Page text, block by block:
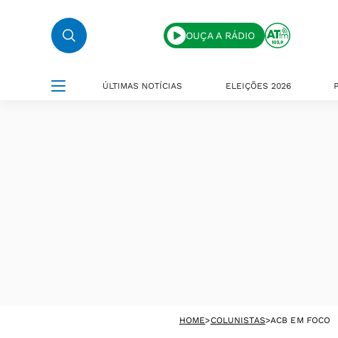
OUÇA A RÁDIO
ÚLTIMAS NOTÍCIAS ELEIÇÕES 2026
HOME>COLUNISTAS>ACB EM FOCO